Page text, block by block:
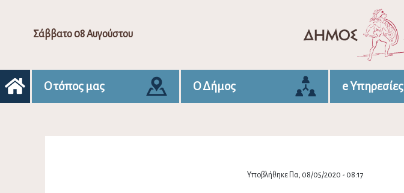
Σάββατο 08 Αυγούστου
Ο τόπος μας Ο Δήμος e Υπηρεσίες
Υποβλήθηκε Πα, 08/05/2020 - 08:17